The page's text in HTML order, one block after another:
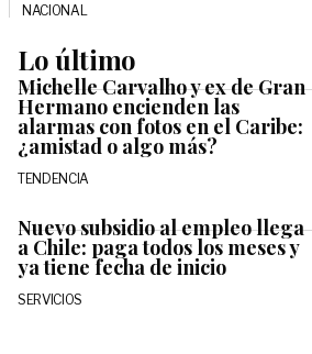
NACIONAL
Lo último
Michelle Carvalho y ex de Gran
Hermano encienden las
alarmas con fotos en el Caribe:
¿amistad o algo más?
TENDENCIA
Nuevo subsidio al empleo llega
a Chile: paga todos los meses y
ya tiene fecha de inicio
SERVICIOS